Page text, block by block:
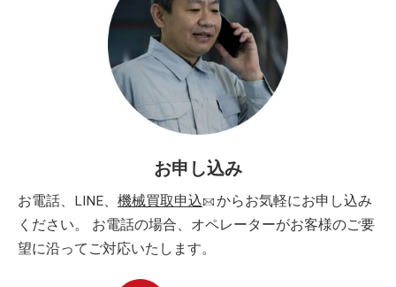
お申し込み
お電話、LINE、 機械買取申込
からお気軽にお申し込み
ください。 お電話の場合、オペレーターがお客様のご要
望に沿ってご対応いたします。